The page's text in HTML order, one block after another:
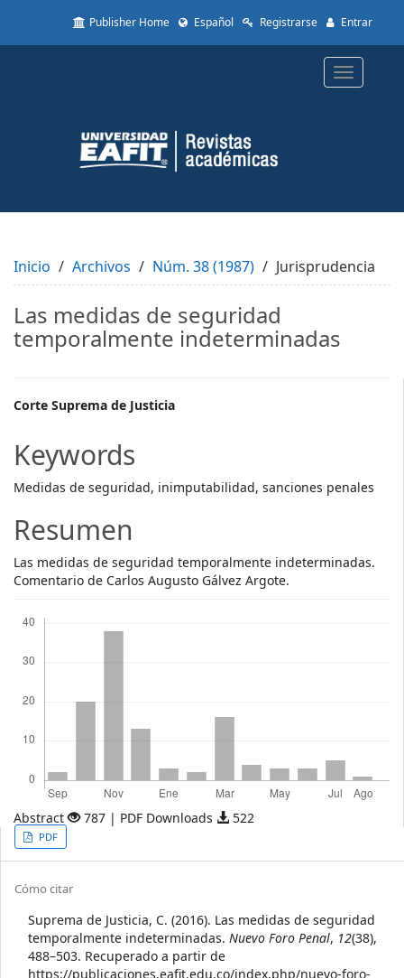
to
Content
Sidebar
Publisher Home Español Registrarse Entrar
Toggle
Inicio Archivos Núm. 38 (1987) Jurisprudencia
Las medidas de seguridad
temporalmente indeterminadas
Main
Article
Content
Corte Suprema de Justicia
Keywords
Medidas de seguridad, inimputabilidad, sanciones penales
Resumen
Las medidas de seguridad temporalmente indeterminadas.
Comentario de Carlos Augusto Gálvez Argote.
Abstract 787 | PDF Downloads 522
Article
Sidebar
PDF
Article
Details
Cómo citar
Suprema de Justicia, C. (2016). Las medidas de seguridad
temporalmente indeterminadas. Nuevo Foro Penal, 12(38),
488–503. Recuperado a partir de
https://publicaciones.eafit.edu.co/index.php/nuevo-foro-